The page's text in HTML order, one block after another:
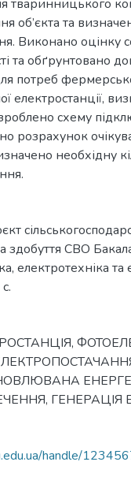
тваринницького
об’єкта та
Виконано оцінку
та обґрунтовано
потреб
електростанції,
схему
розрахунок
необхідну
здобуття СВО
електротехніка
,
, ГЕНЕРАЦІЯ
handle/